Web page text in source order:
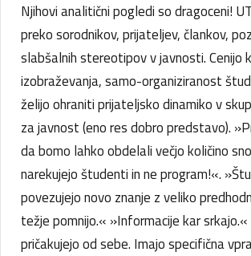
Njihovi analitični pogledi so dragoceni!
preko sorodnikov, prijateljev, člankov,
slabšalnih stereotipov v javnosti. Cenijo
izobraževanja, samo-organiziranost
želijo ohraniti prijateljsko dinamiko v
za javnost (eno res dobro predstavo).
da bomo lahko obdelali večjo količino
narekujejo študenti in ne program!«.
povezujejo novo znanje z veliko
težje pomnijo.« »Informacije kar srkajo.«
pričakujejo od sebe. Imajo specifična